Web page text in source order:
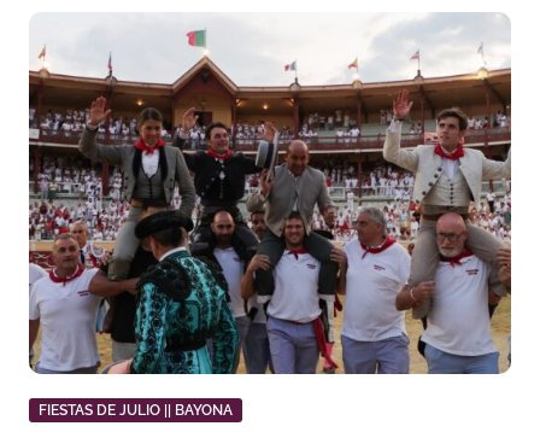
FIESTAS DE JULIO || BAYONA